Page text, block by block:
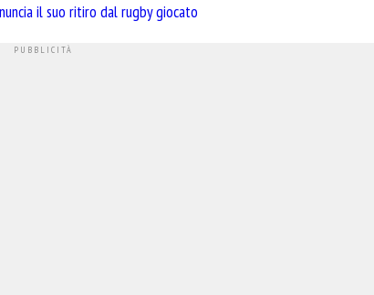
il suo ritiro dal rugby giocato